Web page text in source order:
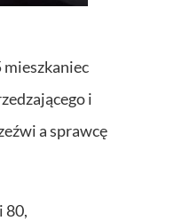
i
a sprawcę
80,